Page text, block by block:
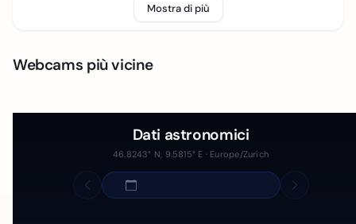
Mostra di più
Webcams più vicine
Dati astronomici
46.8243° N, 9.5815° E · Europe/Zurich